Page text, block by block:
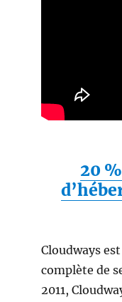
20
Cloudways
complète de
2011,